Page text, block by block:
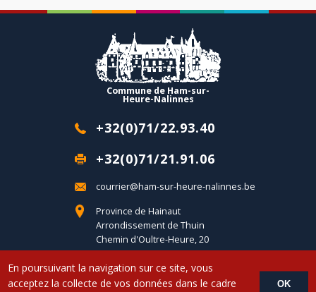
Commune de Ham-sur-
Heure-Nalinnes
+32(0)71/22.93.40
+32(0)71/21.91.06
courrier@ham-sur-heure-nalinnes.be
Province de Hainaut
Arrondissement de Thuin
Chemin d'Oultre-Heure, 20
B-6120 Ham-sur-Heure
Copyright © 2017 Commune d'Ham-sur-Heure-Nalinnes - Developed by
En poursuivant la navigation sur ce site, vous
acceptez la collecte de vos données dans le cadre
OK